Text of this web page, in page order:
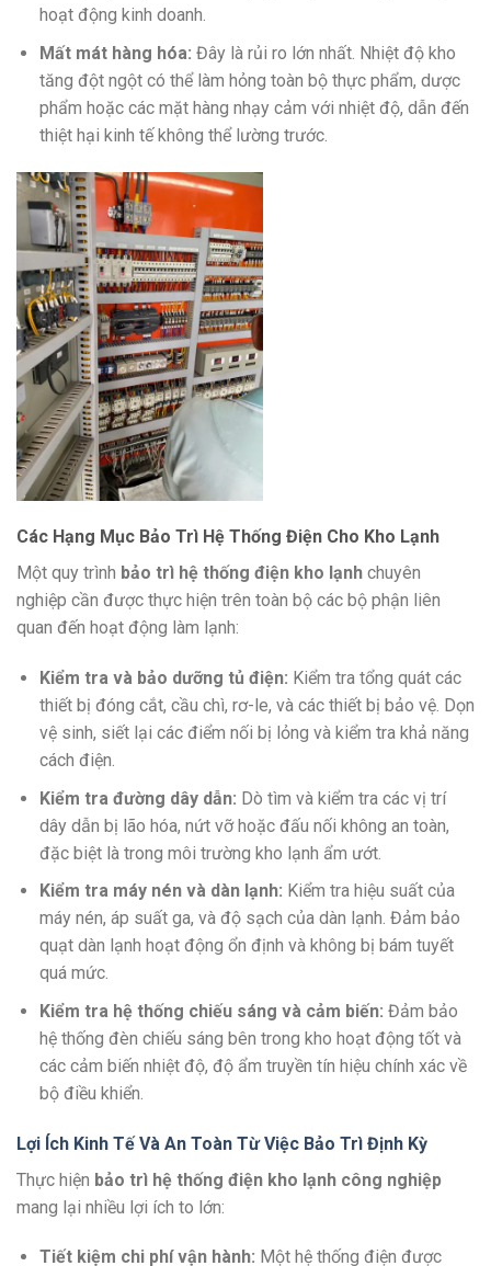
hoạt động kinh doanh.
Mất mát hàng hóa: Đây là rủi ro lớn nhất. Nhiệt độ kho
tăng đột ngột có thể làm hỏng toàn bộ thực phẩm, dược
phẩm hoặc các mặt hàng nhạy cảm với nhiệt độ, dẫn đến
thiệt hại kinh tế không thể lường trước.
Các Hạng Mục Bảo Trì Hệ Thống Điện Cho Kho Lạnh
Một quy trình bảo trì hệ thống điện kho lạnh chuyên
nghiệp cần được thực hiện trên toàn bộ các bộ phận liên
quan đến hoạt động làm lạnh:
Kiểm tra và bảo dưỡng tủ điện: Kiểm tra tổng quát các
thiết bị đóng cắt, cầu chì, rơ-le, và các thiết bị bảo vệ. Dọn
vệ sinh, siết lại các điểm nối bị lỏng và kiểm tra khả năng
cách điện.
Kiểm tra đường dây dẫn: Dò tìm và kiểm tra các vị trí
dây dẫn bị lão hóa, nứt vỡ hoặc đấu nối không an toàn,
đặc biệt là trong môi trường kho lạnh ẩm ướt.
Kiểm tra máy nén và dàn lạnh: Kiểm tra hiệu suất của
máy nén, áp suất ga, và độ sạch của dàn lạnh. Đảm bảo
quạt dàn lạnh hoạt động ổn định và không bị bám tuyết
quá mức.
Kiểm tra hệ thống chiếu sáng và cảm biến: Đảm bảo
hệ thống đèn chiếu sáng bên trong kho hoạt động tốt và
các cảm biến nhiệt độ, độ ẩm truyền tín hiệu chính xác về
bộ điều khiển.
Lợi Ích Kinh Tế Và An Toàn Từ Việc Bảo Trì Định Kỳ
Thực hiện bảo trì hệ thống điện kho lạnh công nghiệp
mang lại nhiều lợi ích to lớn:
Tiết kiệm chi phí vận hành: Một hệ thống điện được